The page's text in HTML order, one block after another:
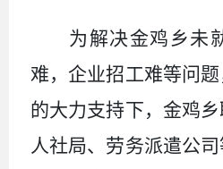
为解决金鸡乡未
难，企业招工难等问
的大力支持下，金鸡
人社局、劳务派遣公